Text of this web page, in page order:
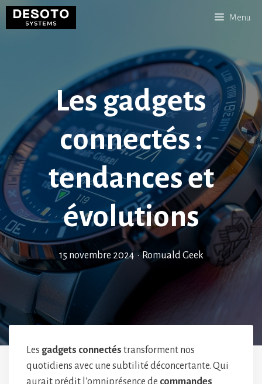
Aller
Menu
Les gadgets
connectés :
tendances et
évolutions
15 novembre 2024 • Romuald Geek
Les gadgets connectés transforment nos
quotidiens avec une subtilité déconcertante. Qui
aurait prédit l’omniprésence de commandes